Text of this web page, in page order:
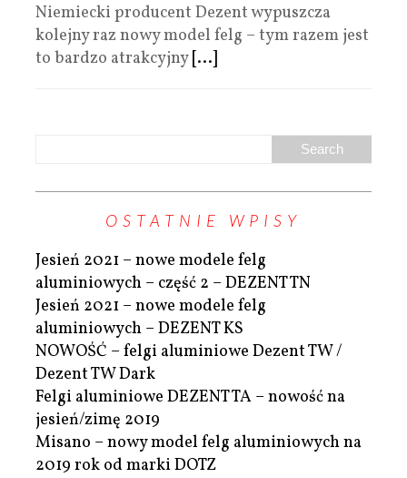
Niemiecki producent Dezent wypuszcza
kolejny raz nowy model felg – tym razem jest
to bardzo atrakcyjny [...]
OSTATNIE WPISY
Jesień 2021 – nowe modele felg
aluminiowych – część 2 – DEZENT TN
Jesień 2021 – nowe modele felg
aluminiowych – DEZENT KS
NOWOŚĆ – felgi aluminiowe Dezent TW /
Dezent TW Dark
Felgi aluminiowe DEZENT TA – nowość na
jesień/zimę 2019
Misano – nowy model felg aluminiowych na
2019 rok od marki DOTZ